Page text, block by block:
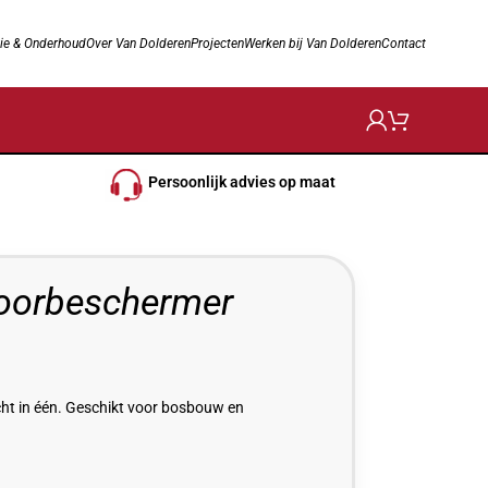
& OnderhoudOver Van DolderenProjectenWerken bij Van DolderenContact
Persoonlijk advies op maat
in één. Geschikt voor bosbouw en